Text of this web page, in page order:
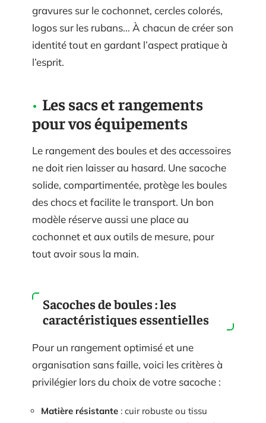
gravures sur le cochonnet, cercles colorés,
logos sur les rubans… À chacun de créer son
identité tout en gardant l’aspect pratique à
l’esprit.
Les sacs et rangements
pour vos équipements
Le rangement des boules et des accessoires
ne doit rien laisser au hasard. Une sacoche
solide, compartimentée, protège les boules
des chocs et facilite le transport. Un bon
modèle réserve aussi une place au
cochonnet et aux outils de mesure, pour
tout avoir sous la main.
Sacoches de boules : les
caractéristiques essentielles
Pour un rangement optimisé et une
organisation sans faille, voici les critères à
privilégier lors du choix de votre sacoche :
Matière résistante : cuir robuste ou tissu